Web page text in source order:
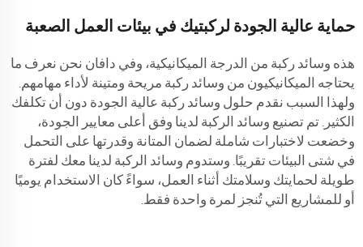
حماية عالية الجودة لركبتيك في بيئات العمل الصعبة
هذه وسائد ركبة من الدرجة الميكانيكية، وفي دافان نحن نعرف ما
يحتاجه الميكانيكيون من وسائد ركبة مريحة ومتينة لأداء مهامهم.
ولهذا السبب نقدم حلول وسائد ركبة عالية الجودة دون أن تكلفك
الكثير. تم تصنيع وسائد الركبة لدينا وفق أعلى معايير الجودة،
وخضعت لاختبارات شاملة لضمان المتانة وقدرتها على التحمل
في شتى البيئات تقريبًا. وستدوم وسائد الركبة لدينا معك لفترة
طويلة لحمايتك وسلامتك أثناء العمل، سواءً كان الاستخدام يوميًا
أو للمشاريع التي تُنجز لمرة واحدة فقط.